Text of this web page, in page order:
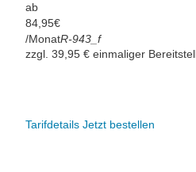
ab
84, 95€
/MonatR-943_f
zzgl. 39,95 € einmaliger
Tarifdetails Jetzt bestellen